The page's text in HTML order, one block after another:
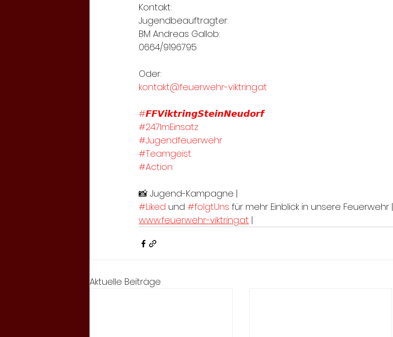
Kontakt:
Jugendbeauftragter:
BM Andreas Gallob:
0664/9196795
Oder:
kontakt@feuerwehr-viktring.at
#𝙁𝙁𝙑𝙞𝙠𝙩𝙧𝙞𝙣𝙜𝙎𝙩𝙚𝙞𝙣𝙉𝙚𝙪𝙙𝙤𝙧𝙛
#247ImEinsatz
#Jugendfeuerwehr
#Teamgeist
#Action
📸 Jugend-Kampagne |
#Liked und #folgtUns für mehr Einblick in unsere Feuerwehr |
www.feuerwehr-viktring.at |
Aktuelle Beiträge